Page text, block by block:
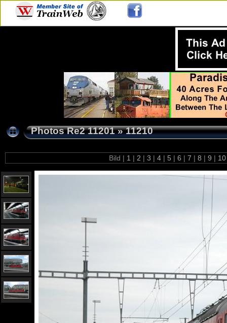
Photos Re2 11201»11210
Bild | 1 | 2 | 3 | 4 | 5 | 6 | 7 | 8 | 9 |